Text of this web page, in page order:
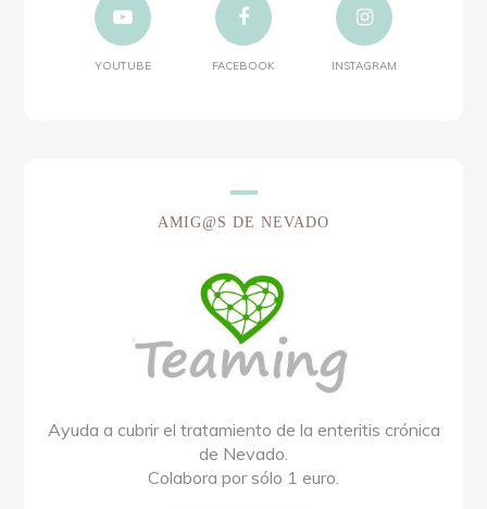
YOUTUBE FACEBOOK INSTAGRAM
AMIG@S DE NEVADO
Ayuda a cubrir el tratamiento de la enteritis crónica
de Nevado.
Colabora por sólo 1 euro.